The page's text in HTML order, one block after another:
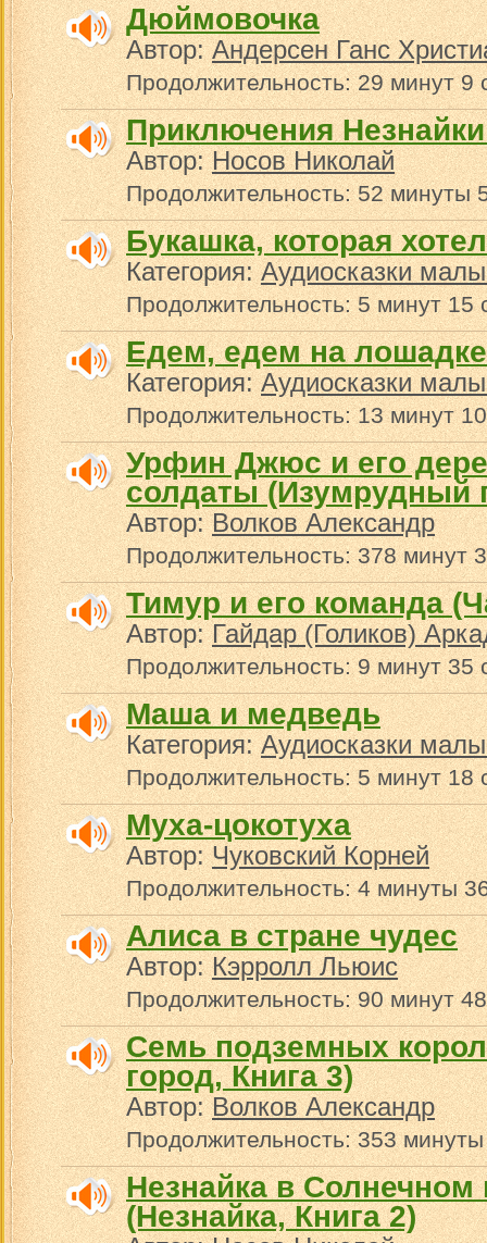
Дюймовочка
Автор:Андерсен Ганс
Продолжительность: 29 минут 9
Приключения
Автор:Носов Николай
Продолжительность: 52 минуты
Букашка, которая
Категория:Аудиосказки
Продолжительность: 5 минут 15
Едем, едем на лошадке
Категория:Аудиосказки
Продолжительность: 13 минут
Урфин Джюс и его
солдаты (Изумрудный
Автор:Волков Александр
Продолжительность: 378 минут
Тимур и его команда
Автор:Гайдар (Голиков)
Продолжительность: 9 минут 35
Маша и медведь
Категория:Аудиосказки
Продолжительность: 5 минут 18
Муха-цокотуха
Автор:Чуковский Корней
Продолжительность: 4 минуты
Алиса в стране чудес
Автор:Кэрролл Льюис
Продолжительность: 90 минут
Семь подземных
город, Книга 3)
Автор:Волков Александр
Продолжительность: 353 минуты
Незнайка в Солнечном
(Незнайка, Книга 2)